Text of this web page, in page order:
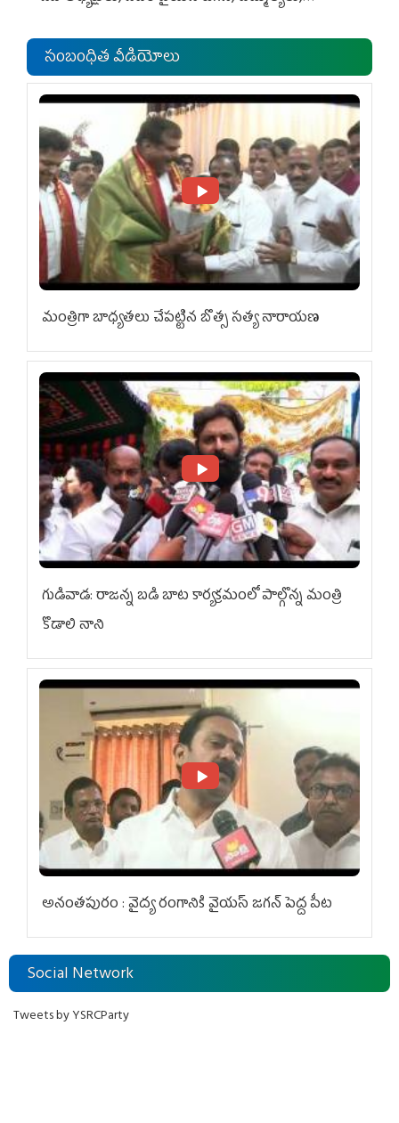
సంబంధిత వీడియోలు
మంత్రిగా బాధ్యతలు చేపట్టిన బొత్స సత్య నారాయణ
గుడివాడ: రాజన్న బడి బాట కార్యక్రమంలో పాల్గొన్న మంత్రి
కొడాలి నాని
అనంతపురం : వైద్య రంగానికి వైయ‌స్ జ‌గ‌న్ పెద్ద పీట
Social Network
Tweets by YSRCParty